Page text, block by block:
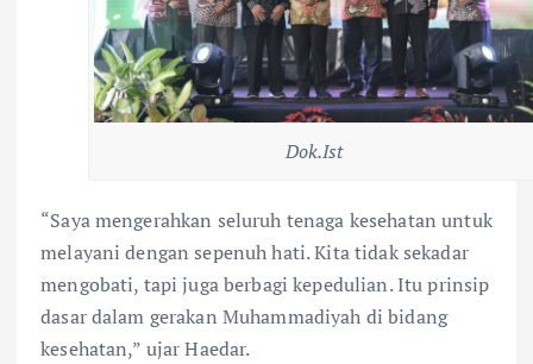
Dok.Ist
“Saya mengerahkan seluruh tenaga kesehatan untuk
melayani dengan sepenuh hati. Kita tidak sekadar
mengobati, tapi juga berbagi kepedulian. Itu prinsip
dasar dalam gerakan Muhammadiyah di bidang
kesehatan,” ujar Haedar.